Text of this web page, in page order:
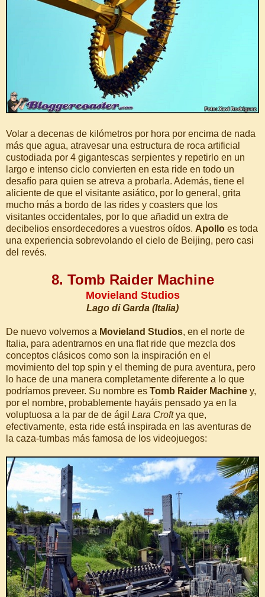
Volar a decenas de kilómetros por hora por encima de nada
más que agua, atravesar una estructura de roca artificial
custodiada por 4 gigantescas serpientes y repetirlo en un
largo e intenso ciclo convierten en esta ride en todo un
desafío para quien se atreva a probarla. Además, tiene el
aliciente de que el visitante asiático, por lo general, grita
mucho más a bordo de las rides y coasters que los
visitantes occidentales, por lo que añadid un extra de
decibelios ensordecedores a vuestros oídos. Apollo es toda
una experiencia sobrevolando el cielo de Beijing, pero casi
del revés.
8. Tomb Raider Machine
Movieland Studios
Lago di Garda (Italia)
De nuevo volvemos a Movieland Studios, en el norte de
Italia, para adentrarnos en una flat ride que mezcla dos
conceptos clásicos como son la inspiración en el
movimiento del top spin y el theming de pura aventura, pero
lo hace de una manera completamente diferente a lo que
podríamos preveer. Su nombre es Tomb Raider Machine y,
por el nombre, probablemente hayáis pensado ya en la
voluptuosa a la par de de ágil Lara Croftya que,
efectivamente, esta ride está inspirada en las aventuras de
la caza-tumbas más famosa de los videojuegos: